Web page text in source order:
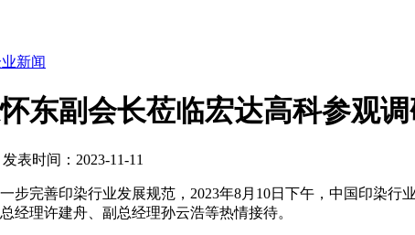
新闻
东副会长莅临宏达高科参观
表时间：2023-11-11
完善印染行业发展规范，2023年8月10日下午，中国印染
经理许建舟、副总经理孙云浩等热情接待。